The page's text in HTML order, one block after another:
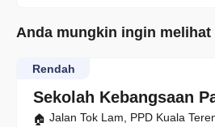
Anda mungkin ingin melihat
Sekolah Kebangsaan
Rendah
Jalan Tok Lam, PPD Kuala